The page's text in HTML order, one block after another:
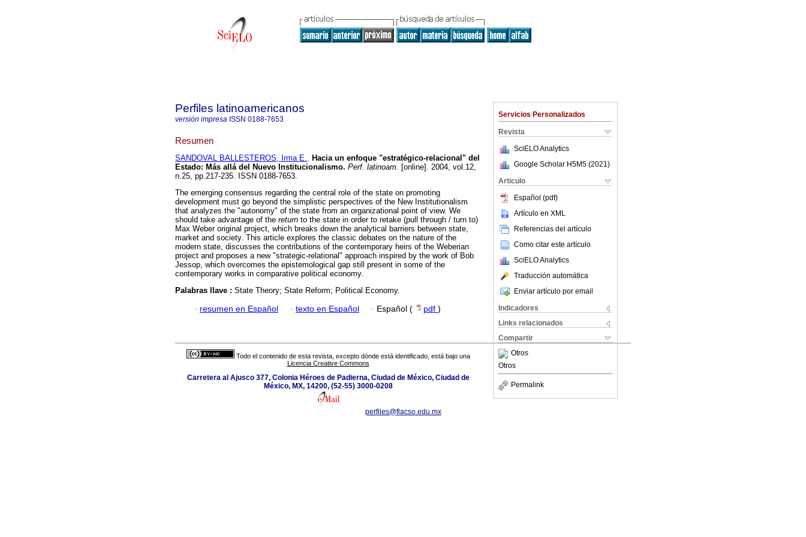
Servicios Personalizados
Revista
SciELO Analytics
Google Scholar H5M5 (2021 )
Articulo
Español (pdf)
Artículo en XML
Referencias del artículo
Como citar este artículo
SciELO Analytics
Traducción automática
Enviar artículo por email
Indicadores
Links relacionados
Compartir
Otros
Otros
Permalink
Perfiles latinoamericanos
versión impresa ISSN 0188-7653
Resumen
SANDOVAL BALLESTEROS, Irma E.. Hacia un enfoque "estratégico-relacional" del
Estado: Más allá del Nuevo Institucionalismo. Perf. latinoam. [online]. 2004, vol.12,
n.25, pp.217-235. ISSN 0188-7653.
The emerging consensus regarding the central role of the state on promoting
development must go beyond the simplistic perspectives of the New Institutionalism
that analyzes the "autonomy" of the state from an organizational point of view. We
should take advantage of the return to the state in order to retake (pull through / turn to)
Max Weber original project, which breaks down the analytical barriers between state,
market and society. This article explores the classic debates on the nature of the
modern state, discusses the contributions of the contemporary heirs of the Weberian
project and proposes a new "strategic-relational" approach inspired by the work of Bob
Jessop, which overcomes the epistemological gap still present in some of the
contemporary works in comparative political economy.
Palabras llave : State Theory; State Reform; Political Economy.
· resumen en Español · texto en Español · Español ( pdf )
Todo el contenido de esta revista, excepto dónde está identificado, está bajo una
Licencia Creative Commons
Carretera al Ajusco 377, Colonia Héroes de Padierna, Ciudad de México, Ciudad de
México, MX, 14200, (52-55) 3000-0208
perfiles@flacso.edu.mx